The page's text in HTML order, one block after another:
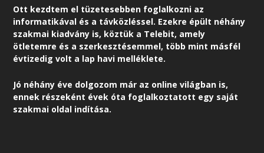
Ott kezdtem el tüzetesebben foglalkozni az
informatikával és a távközléssel. Ezekre épült néhány
szakmai kiadvány is, köztük a Telebit, amely
ötletemre és a szerkesztésemmel, több mint másfél
évtizedig volt a lap havi melléklete.
Jó néhány éve dolgozom már az online világban is,
ennek részeként évek óta foglalkoztatott egy saját
szakmai oldal indítása.